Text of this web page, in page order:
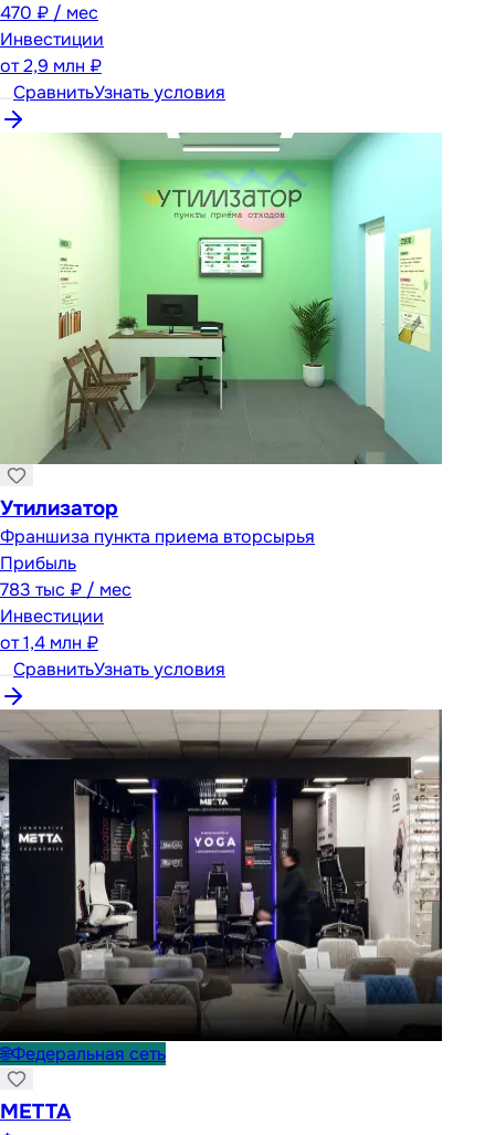
470 ₽ / мес
Инвестиции
от2,9 млн ₽
СравнитьУзнать условия
Утилизатор
Франшиза пункта приема вторсырья
Прибыль
783 тыс ₽ / мес
Инвестиции
от1,4 млн ₽
СравнитьУзнать условия
🌐Федеральная сеть
METTA